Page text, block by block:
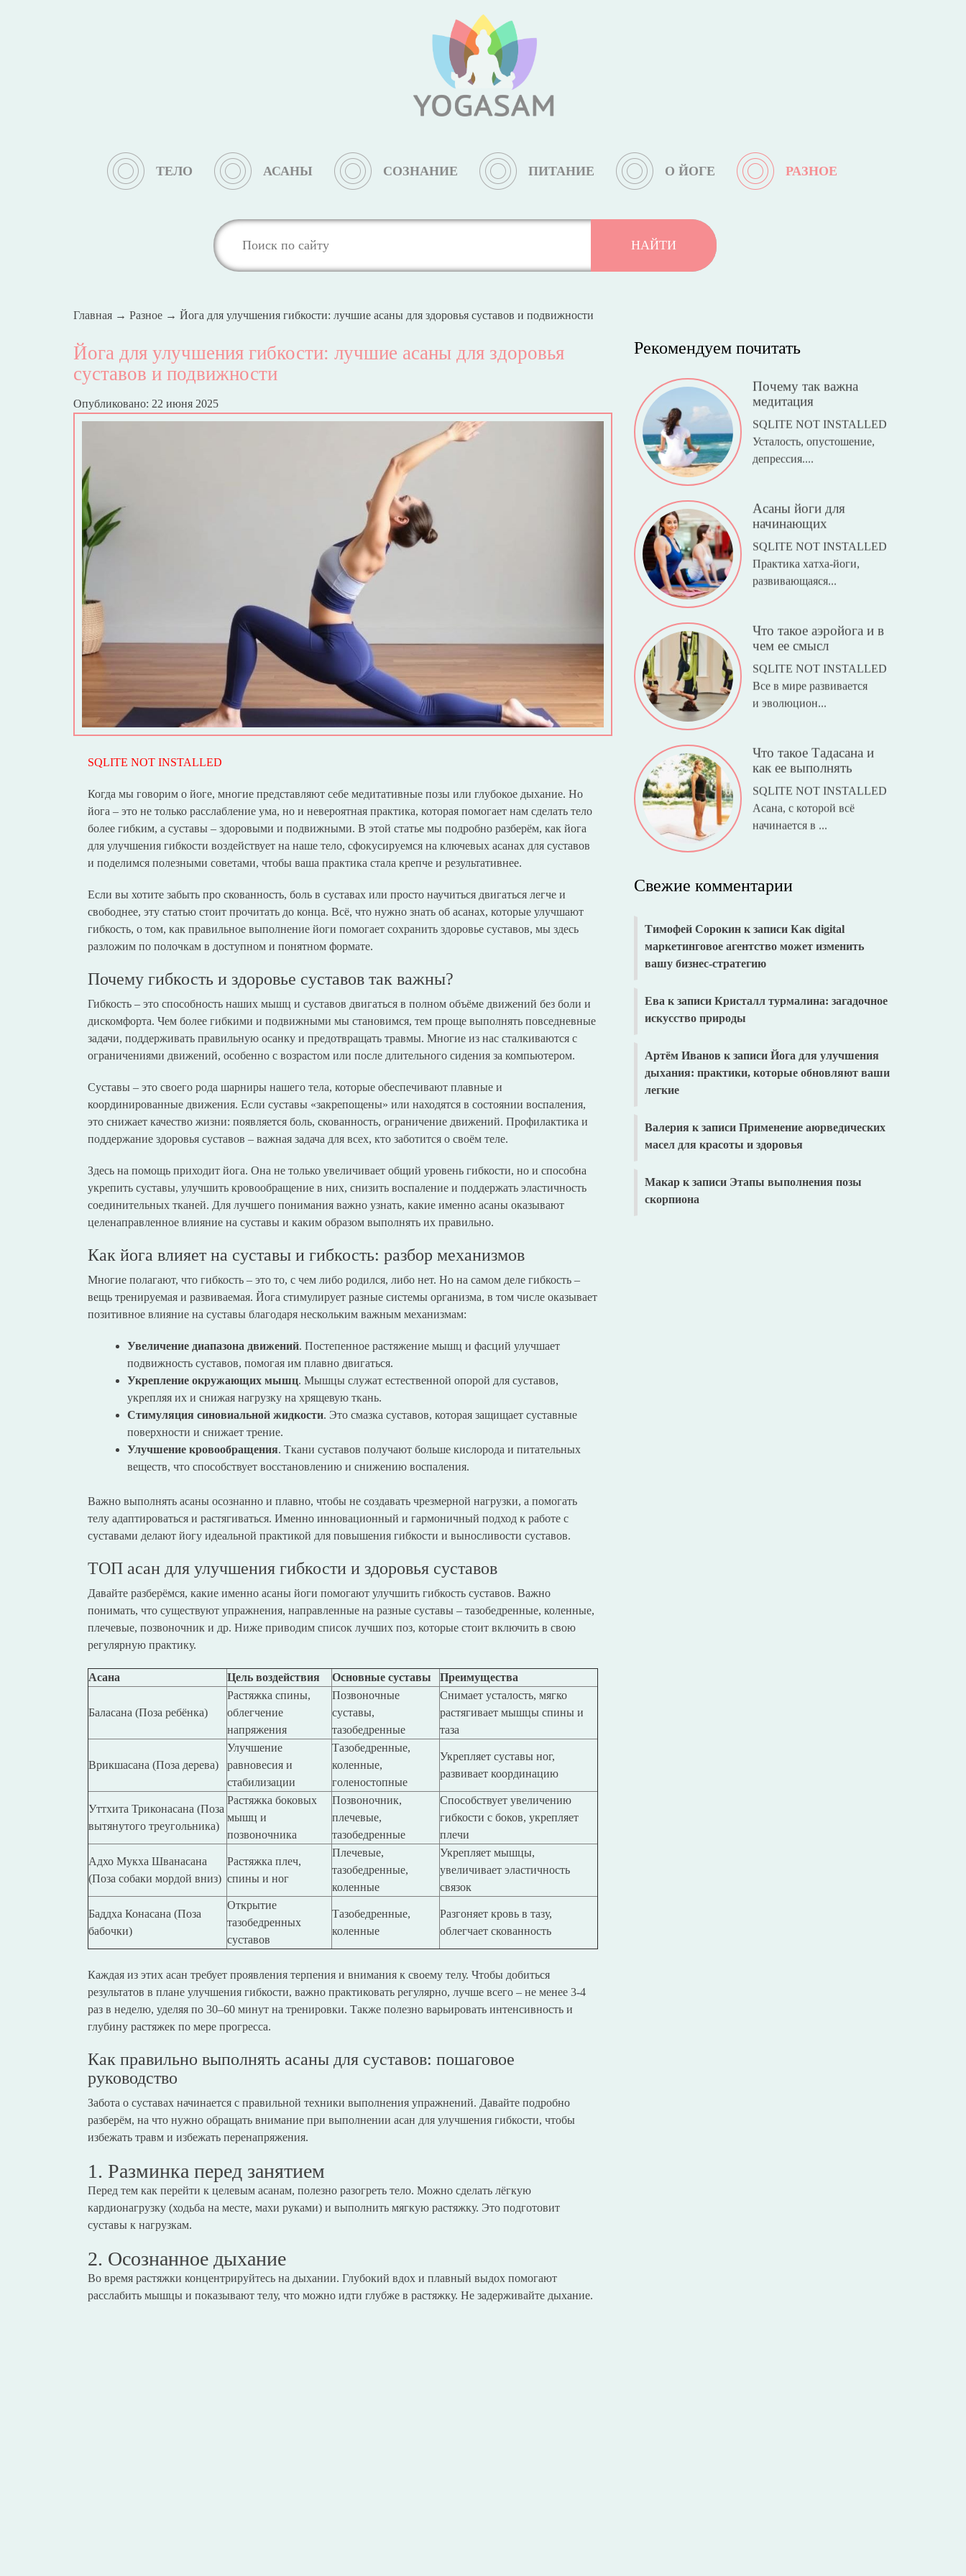
ТЕЛО АСАНЫ СОЗНАНИЕ ПИТАНИЕ О ЙОГЕ РАЗНОЕ
Главная → Разное → Йога для улучшения гибкости: лучшие асаны для здоровья суставов и подвижности
Йога для улучшения гибкости: лучшие асаны для здоровья
суставов и подвижности
Опубликовано: 22 июня 2025
SQLITE NOT INSTALLED
Когда мы говорим о йоге, многие представляют себе медитативные позы или глубокое дыхание. Но
йога – это не только расслабление ума, но и невероятная практика, которая помогает нам сделать тело
более гибким, а суставы – здоровыми и подвижными. В этой статье мы подробно разберём, как йога
для улучшения гибкости воздействует на наше тело, сфокусируемся на ключевых асанах для суставов
и поделимся полезными советами, чтобы ваша практика стала крепче и результативнее.
Если вы хотите забыть про скованность, боль в суставах или просто научиться двигаться легче и
свободнее, эту статью стоит прочитать до конца. Всё, что нужно знать об асанах, которые улучшают
гибкость, о том, как правильное выполнение йоги помогает сохранить здоровье суставов, мы здесь
разложим по полочкам в доступном и понятном формате.
Почему гибкость и здоровье суставов так важны?
Гибкость – это способность наших мышц и суставов двигаться в полном объёме движений без боли и
дискомфорта. Чем более гибкими и подвижными мы становимся, тем проще выполнять повседневные
задачи, поддерживать правильную осанку и предотвращать травмы. Многие из нас сталкиваются с
ограничениями движений, особенно с возрастом или после длительного сидения за компьютером.
Суставы – это своего рода шарниры нашего тела, которые обеспечивают плавные и
координированные движения. Если суставы «закрепощены» или находятся в состоянии воспаления,
это снижает качество жизни: появляется боль, скованность, ограничение движений. Профилактика и
поддержание здоровья суставов – важная задача для всех, кто заботится о своём теле.
Здесь на помощь приходит йога. Она не только увеличивает общий уровень гибкости, но и способна
укрепить суставы, улучшить кровообращение в них, снизить воспаление и поддержать эластичность
соединительных тканей. Для лучшего понимания важно узнать, какие именно асаны оказывают
целенаправленное влияние на суставы и каким образом выполнять их правильно.
Как йога влияет на суставы и гибкость: разбор механизмов
Многие полагают, что гибкость – это то, с чем либо родился, либо нет. Но на самом деле гибкость –
вещь тренируемая и развиваемая. Йога стимулирует разные системы организма, в том числе оказывает
позитивное влияние на суставы благодаря нескольким важным механизмам:
Увеличение диапазона движений. Постепенное растяжение мышц и фасций улучшает
подвижность суставов, помогая им плавно двигаться.
Укрепление окружающих мышц. Мышцы служат естественной опорой для суставов,
укрепляя их и снижая нагрузку на хрящевую ткань.
Стимуляция синовиальной жидкости. Это смазка суставов, которая защищает суставные
поверхности и снижает трение.
Улучшение кровообращения. Ткани суставов получают больше кислорода и питательных
веществ, что способствует восстановлению и снижению воспаления.
Важно выполнять асаны осознанно и плавно, чтобы не создавать чрезмерной нагрузки, а помогать
телу адаптироваться и растягиваться. Именно инновационный и гармоничный подход к работе с
суставами делают йогу идеальной практикой для повышения гибкости и выносливости суставов.
ТОП асан для улучшения гибкости и здоровья суставов
Давайте разберёмся, какие именно асаны йоги помогают улучшить гибкость суставов. Важно
понимать, что существуют упражнения, направленные на разные суставы – тазобедренные, коленные,
плечевые, позвоночник и др. Ниже приводим список лучших поз, которые стоит включить в свою
регулярную практику.
Асана Цель воздействия Основные суставы Преимущества
Баласана (Поза ребёнка)
Растяжка спины,
облегчение
напряжения
Позвоночные
суставы,
тазобедренные
Снимает усталость, мягко
растягивает мышцы спины и
таза
Врикшасана (Поза дерева)
Улучшение
равновесия и
стабилизации
Тазобедренные,
коленные,
голеностопные
Укрепляет суставы ног,
развивает координацию
Уттхита Триконасана (Поза
вытянутого треугольника)
Растяжка боковых
мышц и
позвоночника
Позвоночник,
плечевые,
тазобедренные
Способствует увеличению
гибкости с боков, укрепляет
плечи
Адхо Мукха Шванасана
(Поза собаки мордой вниз)
Растяжка плеч,
спины и ног
Плечевые,
тазобедренные,
коленные
Укрепляет мышцы,
увеличивает эластичность
связок
Баддха Конасана (Поза
бабочки)
Открытие
тазобедренных
суставов
Тазобедренные,
коленные
Разгоняет кровь в тазу,
облегчает скованность
Каждая из этих асан требует проявления терпения и внимания к своему телу. Чтобы добиться
результатов в плане улучшения гибкости, важно практиковать регулярно, лучше всего – не менее 3-4
раз в неделю, уделяя по 30–60 минут на тренировки. Также полезно варьировать интенсивность и
глубину растяжек по мере прогресса.
Как правильно выполнять асаны для суставов: пошаговое
руководство
Забота о суставах начинается с правильной техники выполнения упражнений. Давайте подробно
разберём, на что нужно обращать внимание при выполнении асан для улучшения гибкости, чтобы
избежать травм и избежать перенапряжения.
1. Разминка перед занятием
Перед тем как перейти к целевым асанам, полезно разогреть тело. Можно сделать лёгкую
кардионагрузку (ходьба на месте, махи руками) и выполнить мягкую растяжку. Это подготовит
суставы к нагрузкам.
2. Осознанное дыхание
Во время растяжки концентрируйтесь на дыхании. Глубокий вдох и плавный выдох помогают
расслабить мышцы и показывают телу, что можно идти глубже в растяжку. Не задерживайте дыхание.
Рекомендуем почитать
Почему так важна
медитация
SQLITE NOT INSTALLED
Усталость, опустошение,
депрессия....
Асаны йоги для
начинающих
SQLITE NOT INSTALLED
Практика хатха-йоги,
развивающаяся...
Что такое аэройога и в
чем ее смысл
SQLITE NOT INSTALLED
Все в мире развивается
и эволюцион...
Что такое Тадасана и
как ее выполнять
SQLITE NOT INSTALLED
Асана, с которой всё
начинается в ...
Свежие комментарии
Тимофей Сорокин к записи Как digital
маркетинговое агентство может изменить
вашу бизнес-стратегию
Ева к записи Кристалл турмалина: загадочное
искусство природы
Артём Иванов к записи Йога для улучшения
дыхания: практики, которые обновляют ваши
легкие
Валерия к записи Применение аюрведических
масел для красоты и здоровья
Макар к записи Этапы выполнения позы
скорпиона